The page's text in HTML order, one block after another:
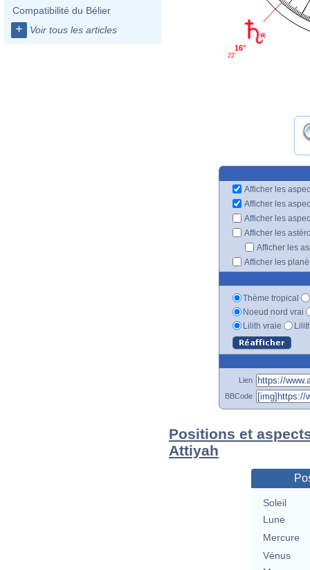
Compatibilité du Bélier
+ Voir tous les articles
16°
22'
Afficher les
Afficher les
Afficher les
Afficher les
Afficher les
Afficher les
Thème tropical
Noeud nord vrai
Lilith vraie
Lien
BBCode
Positions et
Attiyah
Soleil
Lune
Mercure
Vénus